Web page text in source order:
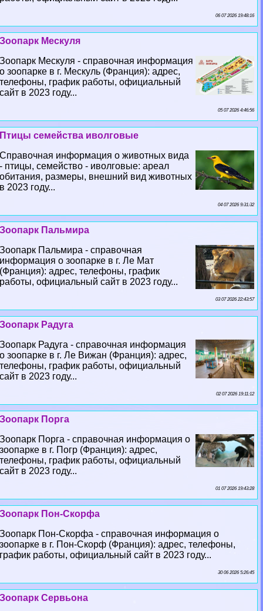
06 07 2026 19:48:16
Зоопарк Мескуля
Зоопарк Мескуля - справочная информация
о зоопарке в г. Мескуль (Франция): адрес,
телефоны, график работы, официальный
сайт в 2023 году...
05 07 2026 4:46:56
Птицы семейства иволговые
Справочная информация о животных вида
- птицы, семейство - иволговые: ареал
обитания, размеры, внешний вид животных
в 2023 году...
04 07 2026 9:31:32
Зоопарк Пальмира
Зоопарк Пальмира - справочная
информация о зоопарке в г. Ле Мат
(Франция): адрес, телефоны, график
работы, официальный сайт в 2023 году...
03 07 2026 22:43:57
Зоопарк Радуга
Зоопарк Радуга - справочная информация
о зоопарке в г. Ле Вижан (Франция): адрес,
телефоны, график работы, официальный
сайт в 2023 году...
02 07 2026 19:11:12
Зоопарк Порга
Зоопарк Порга - справочная информация о
зоопарке в г. Погр (Франция): адрес,
телефоны, график работы, официальный
сайт в 2023 году...
01 07 2026 19:43:28
Зоопарк Пон-Скорфа
Зоопарк Пон-Скорфа - справочная информация о
зоопарке в г. Пон-Скорф (Франция): адрес, телефоны,
график работы, официальный сайт в 2023 году...
30 06 2026 5:26:45
Зоопарк Сервьона